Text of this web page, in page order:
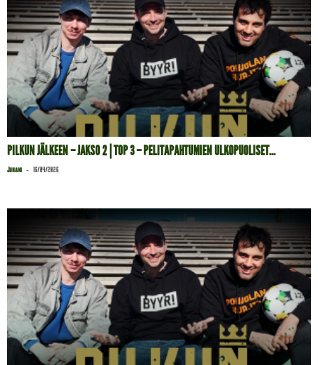
PILKUN JÄLKEEN – JAKSO 2 | TOP 3 – PELITAPAHTUMIEN ULKOPUOLISET...
Juhani - 16/04/2026